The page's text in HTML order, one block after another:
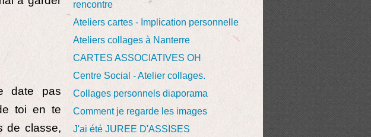
date pas
toi en te
de classe,
rencontre
Ateliers cartes - Implication personnelle
Ateliers collages à Nanterre
CARTES ASSOCIATIVES OH
Centre Social - Atelier collages.
Collages personnels diaporama
Comment je regarde les images
J'ai été JUREE D'ASSISES